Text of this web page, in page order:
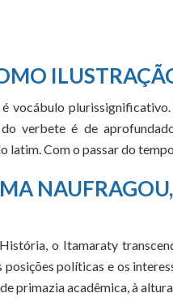
vocábulo
verbete é de
latim. Com o passar do
o Itamaraty
políticas e os
primazia acadêmica, à